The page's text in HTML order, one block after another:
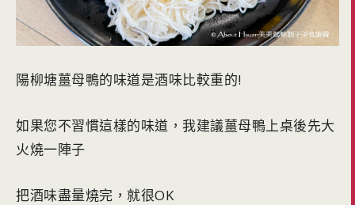
陽柳塘薑母鴨的味道是酒味比較重的!
如果您不習慣這樣的味道，我建議薑母鴨上桌後先大
火燒一陣子
把酒味盡量燒完，就很OK